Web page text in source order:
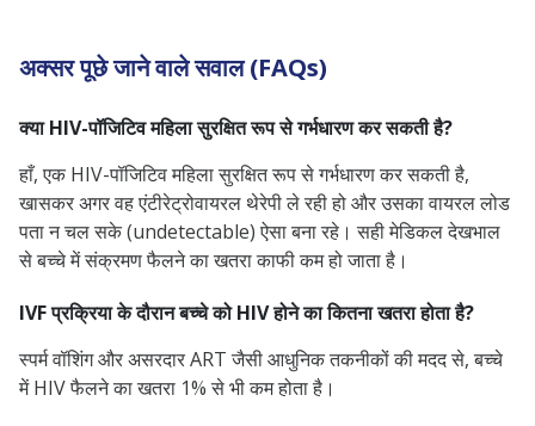
अक्सर पूछे जाने वाले सवाल (FAQs)
क्या HIV-पॉजिटिव महिला सुरक्षित रूप से गर्भधारण कर सकती है?
हाँ, एक HIV-पॉजिटिव महिला सुरक्षित रूप से गर्भधारण कर सकती है,
खासकर अगर वह एंटीरेट्रोवायरल थेरेपी ले रही हो और उसका वायरल लोड
पता न चल सके (undetectable) ऐसा बना रहे। सही मेडिकल देखभाल
से बच्चे में संक्रमण फैलने का खतरा काफी कम हो जाता है।
IVF प्रक्रिया के दौरान बच्चे को HIV होने का कितना खतरा होता है?
स्पर्म वॉशिंग और असरदार ART जैसी आधुनिक तकनीकों की मदद से, बच्चे
में HIV फैलने का खतरा 1% से भी कम होता है।